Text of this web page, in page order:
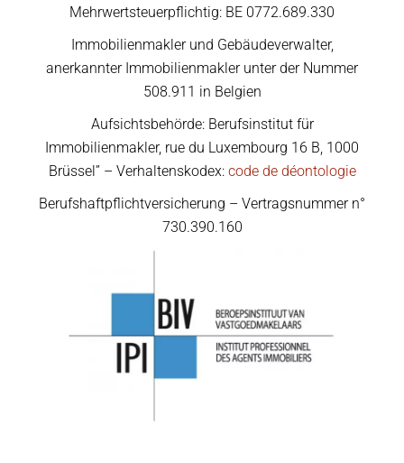
Mehrwertsteuerpflichtig: BE 0772.689.330
Immobilienmakler und Gebäudeverwalter,
anerkannter Immobilienmakler unter der Nummer
508.911 in Belgien
Aufsichtsbehörde: Berufsinstitut für
Immobilienmakler, rue du Luxembourg 16 B, 1000
Brüssel” – Verhaltenskodex: code de déontologie
Berufshaftpflichtversicherung – Vertragsnummer n°
730.390.160